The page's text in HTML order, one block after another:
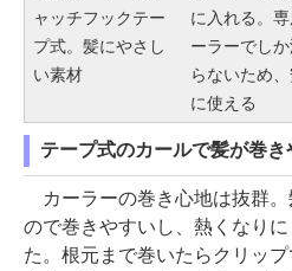
ャッチフックテー
プ式。髪にやさし
い素材
に入れる。専
ーラーでしか
らないため
に使える
テープ式のカールで髪が巻き
カーラーの巻き心地は抜群。
ので巻きやすいし、熱くなり
た。根元まで巻いたらクリッ